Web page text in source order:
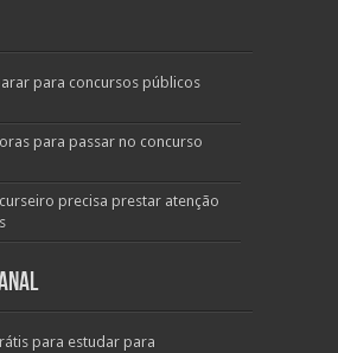
para concursos públicos
para passar no concurso
precisa prestar atenção
para estudar para